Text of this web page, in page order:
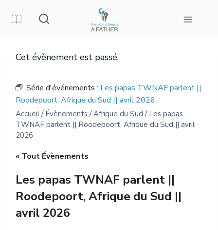
Cet évènement est passé.
Série d'événements : Les papas TWNAF parlent ||
Roodepoort, Afrique du Sud || avril 2026
Accueil / Évènements / Afrique du Sud / Les papas
TWNAF parlent || Roodepoort, Afrique du Sud || avril
2026
« Tout Évènements
Les papas TWNAF parlent ||
Roodepoort, Afrique du Sud ||
avril 2026